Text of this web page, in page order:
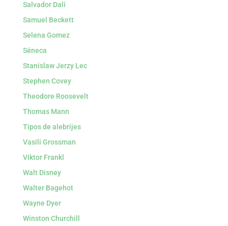
Salvador Dalí
Samuel Beckett
Selena Gomez
Séneca
Stanislaw Jerzy Lec
Stephen Covey
Theodore Roosevelt
Thomas Mann
Tipos de alebrijes
Vasili Grossman
Viktor Frankl
Walt Disney
Walter Bagehot
Wayne Dyer
Winston Churchill